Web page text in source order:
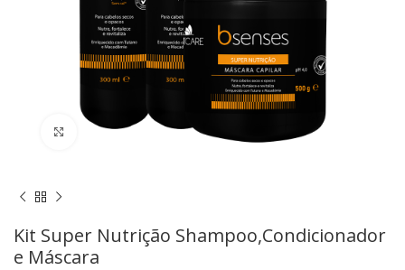
Clique para ampliar
Kit Super Nutrição Shampoo,Condicionador
e Máscara